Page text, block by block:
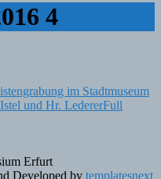
4
im Stadtmuseum
und Hr. LedererFull
Erfurt
Developed by templatesnext